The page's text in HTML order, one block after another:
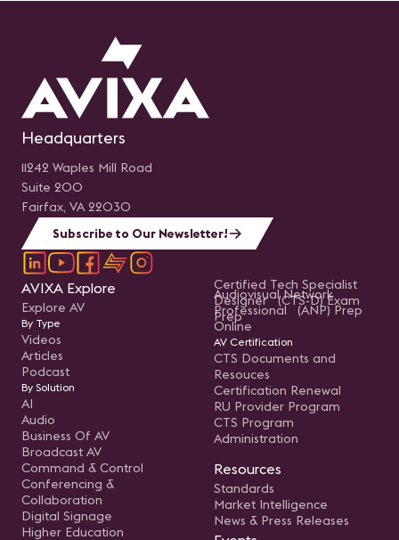
Headquarters
11242 Waples Mill Road
Suite 200
Fairfax, VA 22030
Subscribe to Our Newsletter!
AVIXA Explore
Explore AV
By Type
Videos
Articles
Podcast
By Solution
AI
Audio
Business Of AV
Broadcast AV
Command & Control
Conferencing &
Collaboration
Digital Signage
Higher Education
Certified Tech Specialist
Designer (CTS-D) Exam
Prep
Audiovisual Network
Professional (ANP) Prep
Online
AV Certification
CTS Documents and
Resouces
Certification Renewal
RU Provider Program
CTS Program
Administration
Resources
Standards
Market Intelligence
News & Press Releases